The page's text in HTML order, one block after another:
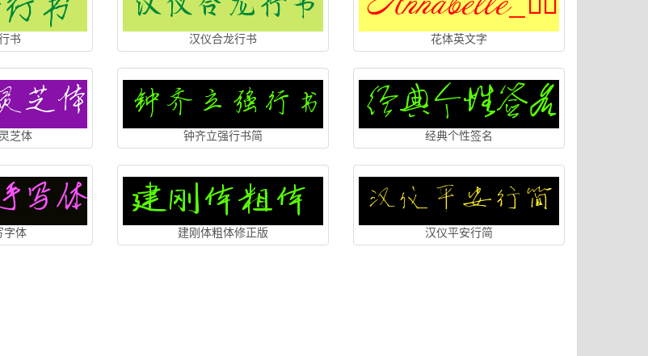
书 汉仪合龙行书 花体英文字
芝体 钟齐立强行书简 经典个性签名
字体 建刚体粗体修正版 汉仪平安行简